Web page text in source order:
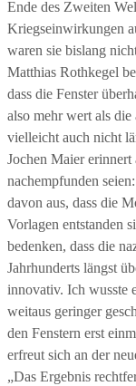
Ende des Zweiten
Kriegseinwirkungen
waren sie bislang
Matthias Rothkegel
dass die Fenster
also mehr wert als
vielleicht auch nicht
Jochen Maier erinnert
nachempfunden
davon aus, dass die
Vorlagen entstanden
bedenken, dass die
Jahrhunderts längst
innovativ. Ich wusste
weitaus geringer
den Fenstern erst
erfreut sich an der
„Das Ergebnis